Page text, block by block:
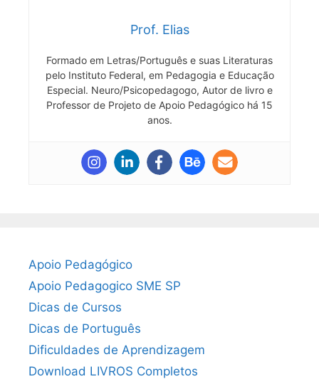
Prof. Elias
Formado em Letras/Português e suas Literaturas
pelo Instituto Federal, em Pedagogia e Educação
Especial. Neuro/Psicopedagogo, Autor de livro e
Professor de Projeto de Apoio Pedagógico há 15
anos.
Apoio Pedagógico
Apoio Pedagogico SME SP
Dicas de Cursos
Dicas de Português
Dificuldades de Aprendizagem
Download LIVROS Completos